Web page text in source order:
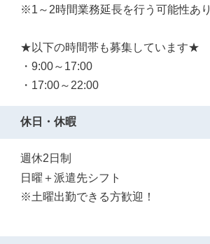
※1～2時間業務延長を行う可能性あり
★以下の時間帯も募集しています★
・9:00～17:00
・17:00～22:00
休日・休暇
週休2日制
日曜＋派遣先シフト
※土曜出勤できる方歓迎！